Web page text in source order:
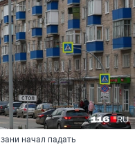
начал падать